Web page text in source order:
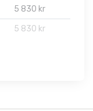
5 830 kr
5 830 kr